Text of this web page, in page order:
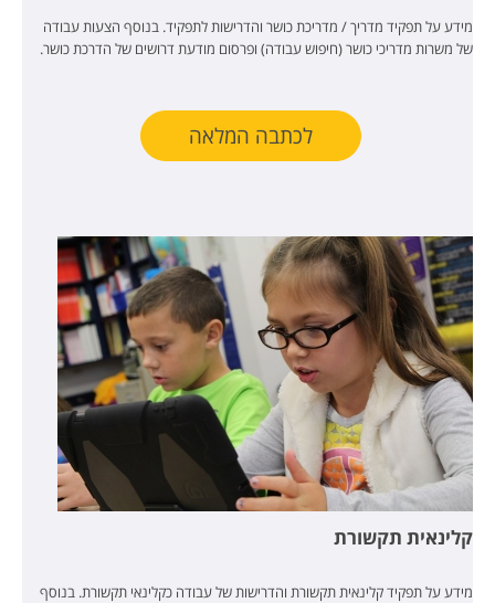
מידע על תפקיד מדריך / מדריכת כושר והדרישות לתפקיד. בנוסף הצעות עבודה
של משרות מדריכי כושר (חיפוש עבודה) ופרסום מודעת דרושים של הדרכת כושר.
לכתבה המלאה
קלינאית תקשורת
מידע על תפקיד קלינאית תקשורת והדרישות של עבודה כקלינאי תקשורת. בנוסף